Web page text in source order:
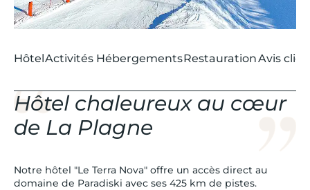
HôtelActivités HébergementsRestaurationAvis
Hôtel chaleureux au cœur
de La Plagne
Notre hôtel "Le Terra Nova" offre un accès direct au
domaine de Paradiski avec ses 425 km de pistes.